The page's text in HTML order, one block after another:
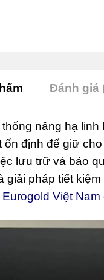
Đánh giá
nâng hạ
ổn định để giữ
lưu trữ và bảo
giải pháp tiết
Eurogold Việt Nam